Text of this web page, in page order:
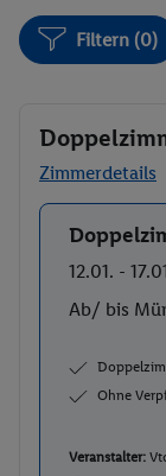
Filtern (0)
Zimmerdetails
Buchen
12.01. -
Ab/ bis
Ohne
Veranstalter: